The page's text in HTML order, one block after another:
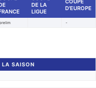
DE LA
LIGUE
COUPE
D'EUROPE
-
LA SAISON